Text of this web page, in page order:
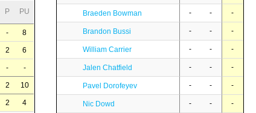
P PU
- 8
2 6
- -
2 10
2 4
Braeden Bowman - - -
Brandon Bussi - - -
William Carrier - - -
Jalen Chatfield - - -
Pavel Dorofeyev - - -
Nic Dowd - - -